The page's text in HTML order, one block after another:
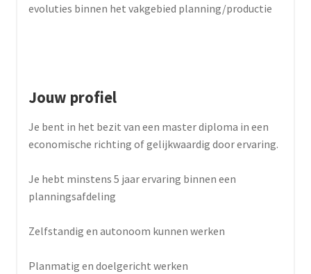
evoluties binnen het vakgebied planning/productie
Jouw profiel
Je bent in het bezit van een master diploma in een
economische richting of gelijkwaardig door ervaring.
Je hebt minstens 5 jaar ervaring binnen een
planningsafdeling
Zelfstandig en autonoom kunnen werken
Planmatig en doelgericht werken